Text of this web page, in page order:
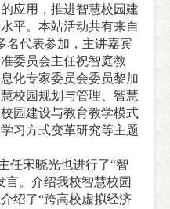
应用，推进智慧校园建
平。本站活动共有来自
名代表参加，主讲嘉宾
委员会主任祝智庭教
化专家委员会委员黎加
校园规划与管理、智慧
园建设与教育教学模式
习方式变革研究等主题
任宋晓光也进行了“智
言。介绍我校智慧校园
绍了“跨高校虚拟经济